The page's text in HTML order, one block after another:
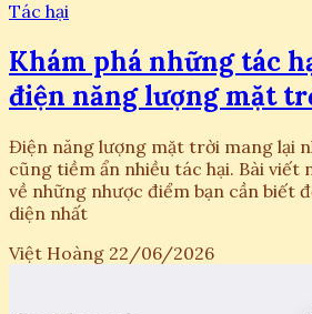
Tác hại
Khám phá những tác
điện năng lượng mặt
Điện năng lượng mặt trời mang lại
cũng tiềm ẩn nhiều tác hại. Bài viết
về những nhược điểm bạn cần biết
diện nhất
Việt Hoàng 22/06/2026